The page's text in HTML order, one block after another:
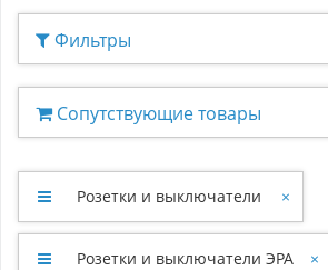
Фильтры
Сопутствующие товары
Розетки и выключатели ×
Розетки и выключатели ЭРА ×